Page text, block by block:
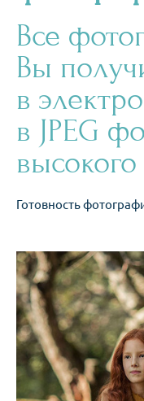
Все
Вы
в
в JPEG
Готовность